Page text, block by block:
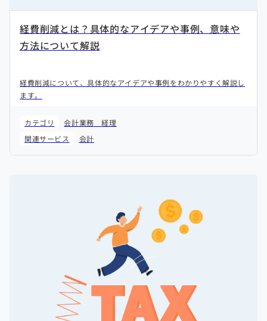
経費削減とは？具体的なアイデアや事例、意味や
方法について解説
経費削減について、具体的なアイデアや事例をわかりやすく解説し
ます。
カテゴリ 会計業務
経理
関連サービス
会計